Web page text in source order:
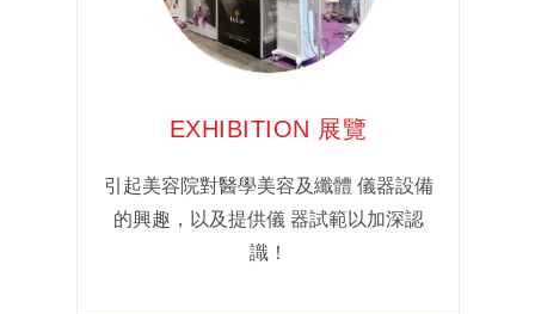
EXHIBITION 展覽
引起美容院對醫學美容及纖體 儀器設備
的興趣，以及提供儀 器試範以加深認
識！